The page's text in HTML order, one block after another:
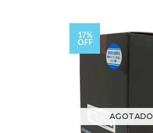
17%
OFF
AGOTADO